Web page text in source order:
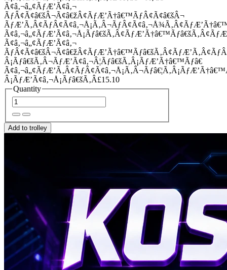
Ã¢â‚¬â„¢ÃƒÆ’Ã¢â‚¬
ÃƒÂ¢Ã¢â€šÂ¬Ã¢â€žÂ¢ÃƒÆ’Ã†â€™ÃƒÂ¢Ã¢â€šÂ¬
Ã¢â‚¬â„¢ÃƒÆ’Ã¢â‚¬
Â¡Ãƒâ€šÃ‚Â¬ÃƒÆ’Ã¢â‚¬Â¦Ãƒâ€šÃ‚Â¡ÃƒÆ’Ã†â€™Ãƒâ€
Â¡ÃƒÆ’Ã¢â‚¬Å¡Ãƒâ€šÃ‚Â£15.10
Quantity
Add to trolley